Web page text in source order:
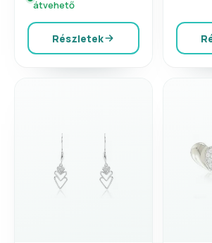
átvehető
Részletek